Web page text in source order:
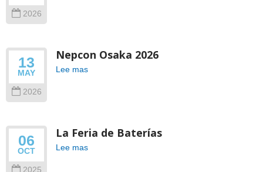
2026
13
MAY
2026
Nepcon Osaka 2026
Lee mas
06
OCT
2025
La Feria de Baterías
Lee mas